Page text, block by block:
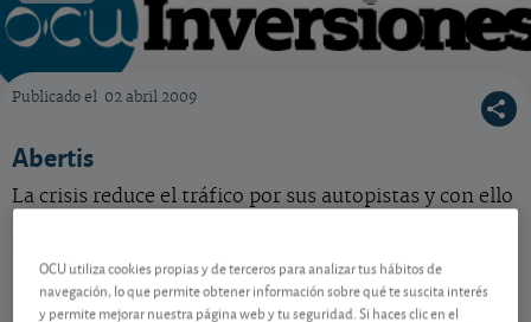
Publicado el 02 abril 2009
Abertis
La crisis reduce el tráfico por sus autopistas y con ello
OCU utiliza cookies propias y de terceros para analizar tus hábitos de
navegación, lo que permite obtener información sobre qué te suscita interés
y permite mejorar nuestra página web y tu seguridad. Si haces clic en el